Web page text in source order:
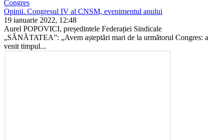
Congres
Opinii. Congresul IV al CNSM, evenimentul anului
19 ianuarie 2022, 12:48
Aurel POPOVICI, președintele Federației Sindicale
„SĂNĂTATEA”: „Avem așteptări mari de la următorul Congres: a
venit timpul...